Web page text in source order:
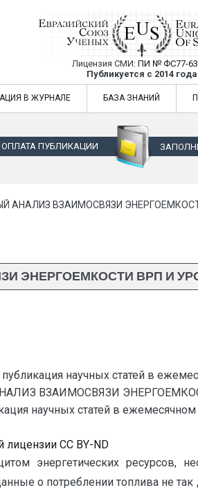
Евразийский Союз
Лицензия СМИ: ПИ № ФС77-
Публикуется с 2014 года
Союз Ученых — публикация
В ЖУРНАЛЕ БАЗА ЗНАНИЙ
ОПЛАТА ПУБЛИКАЦИИ
АНАЛИЗ ВЗАИМОСВЯЗИ
ЭНЕРГОЕМКОСТИ ВРП И
научных статей в
ВЗАИМОСВЯЗИ
научных статей в ежемесячном
лицензии CC BY-ND
энергетических ресурсов,
о потреблении топлива не